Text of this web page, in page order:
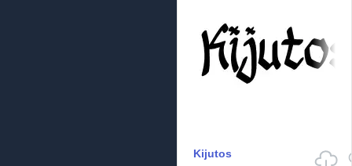
Kijutos